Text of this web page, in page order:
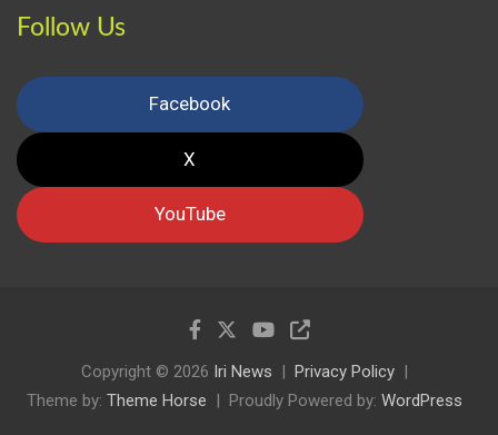
Follow Us
Facebook
X
YouTube
Copyright © 2026 Iri News
Privacy Policy
Theme by: Theme Horse Proudly Powered by: WordPress